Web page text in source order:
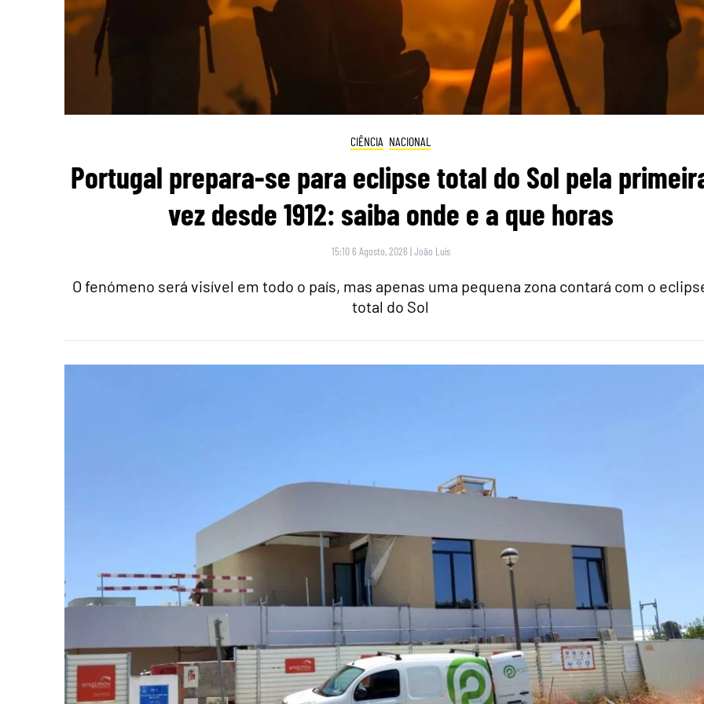
CIÊNCIA NACIONAL
Portugal prepara-se para eclipse total do Sol pela
vez desde 1912: saiba onde e a que horas
15:10 6 Agosto, 2026 |João Luís
O fenómeno será visível em todo o país, mas apenas uma pequena zona contará com o
total do Sol